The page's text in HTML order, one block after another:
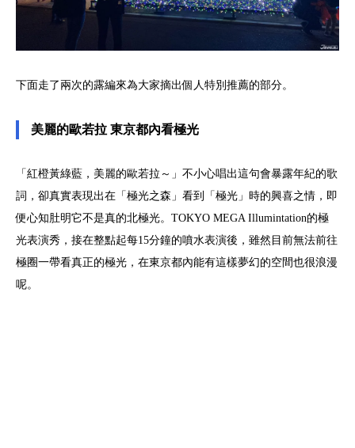
下面走了兩次的露編來為大家摘出個人特別推薦的部分。
美麗的歐若拉 東京都內看極光
「紅橙黃綠藍，美麗的歐若拉～」不小心唱出這句會暴露年紀的歌
詞，卻真實表現出在「極光之森」看到「極光」時的興喜之情，即
便心知肚明它不是真的北極光。TOKYO MEGA Illumintation的極
光表演秀，接在整點起每15分鐘的噴水表演後，雖然目前無法前往
極圈一帶看真正的極光，在東京都內能有這樣夢幻的空間也很浪漫
呢。